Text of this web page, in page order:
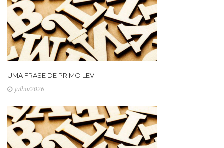
UMA FRASE DE PRIMO LEVI
Julho/2026